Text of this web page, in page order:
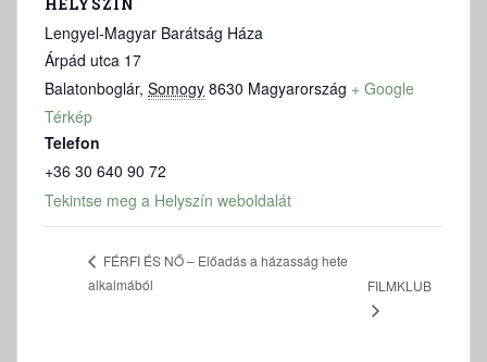
Lengyel-Magyar Barátság Háza
Árpád utca 17
Balatonboglár, Somogy 8630 Magyarország + Google
Térkép
Telefon
+36 30 640 90 72
Tekintse meg a Helyszín weboldalát
FÉRFI ÉS NŐ – Előadás a házasság hete
alkalmából
FILMKLUB